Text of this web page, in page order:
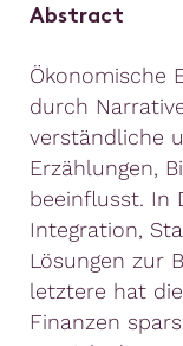
Abstract
Ökonomische
durch
verständliche
Erzählungen,
beeinflusst. In
Integration,
Lösungen zur
letztere hat
Finanzen